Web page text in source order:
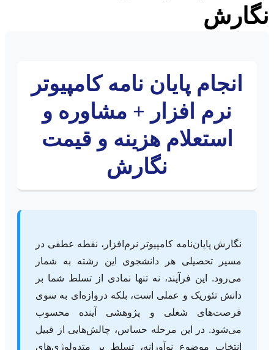
انجام پایان نامه کامپیوتر
نرم افزار + مشاوره و
استعلام هزینه و قیمت
نگارش
نگارش پایان‌نامه کامپیوتر نرم‌افزار، نقطه عطفی در
مسیر تحصیلی هر دانشجوی این رشته به شمار
می‌رود. این فرآیند، نه تنها نمادی از تسلط شما بر
دانش تئوریک و عملی است، بلکه دروازه‌ای به سوی
فرصت‌های شغلی و پژوهشی آینده محسوب
می‌شود. در این مرحله حساس، چالش‌هایی از قبیل
انتخاب موضوع نوآورانه، تسلط بر متدولوژی‌های